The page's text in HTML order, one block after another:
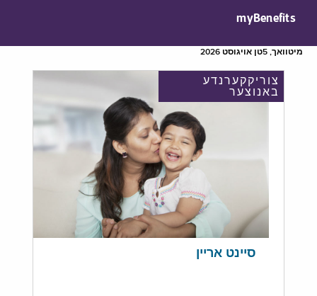
myBenefits
מיטוואך, 5טן אויגוסט 2026
צוריקקערנדע
באנוצער
סיינט אריין